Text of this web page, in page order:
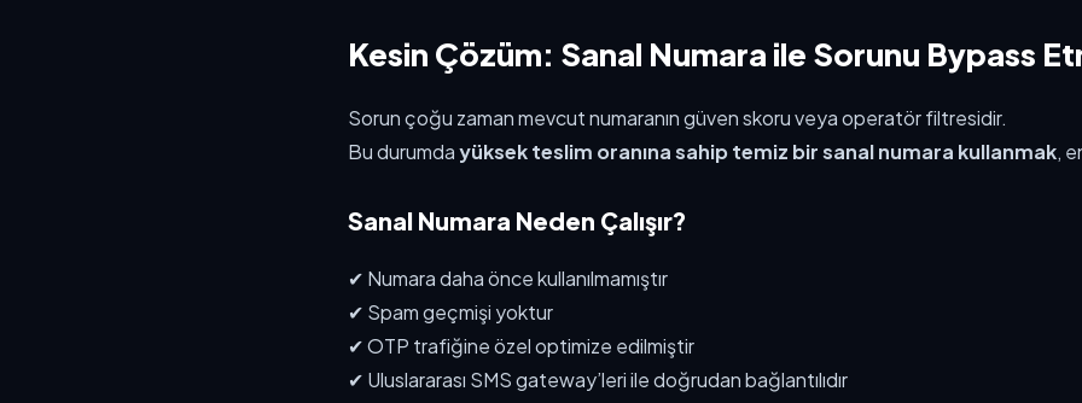
Kesin Çözüm: Sanal Numara ile Sorunu Bypass
Sorun çoğu zaman mevcut numaranın güven skoru veya operatör filtresidir.
Bu durumdayüksek teslim oranına sahip temiz bir sanal numara kullanmak,
Sanal Numara Neden Çalışır?
✔ Numara daha önce kullanılmamıştır
✔ Spam geçmişi yoktur
✔ OTP trafiğine özel optimize edilmiştir
✔ Uluslararası SMS gateway’leri ile doğrudan bağlantılıdır